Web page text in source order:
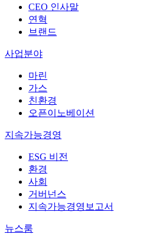
CEO 인사말
연혁
브랜드
사업분야
마린
가스
친환경
오픈이노베이션
지속가능경영
ESG 비전
환경
사회
거버넌스
지속가능경영보고서
뉴스룸